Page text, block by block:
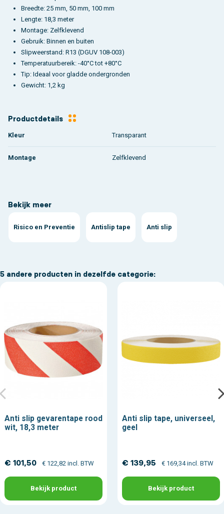
Breedte: 25 mm, 50 mm, 100 mm
Lengte: 18,3 meter
Montage: Zelfklevend
Gebruik: Binnen en buiten
Slipweerstand: R13 (DGUV 108-003)
Temperatuurbereik: -40°C tot +80°C
Tip: Ideaal voor gladde ondergronden
Gewicht: 1,2 kg
Productdetails
Kleur Transparant
Montage Zelfklevend
Bekijk meer
Risico en Preventie Antislip tape Anti slip
5 andere producten in dezelfde categorie:
Anti slip gevarentape rood
wit, 18,3 meter
€ 101,50 € 122,82 incl. BTW
Bekijk product
Anti slip tape, universeel,
geel
€ 139,95 € 169,34 incl. BTW
Bekijk product